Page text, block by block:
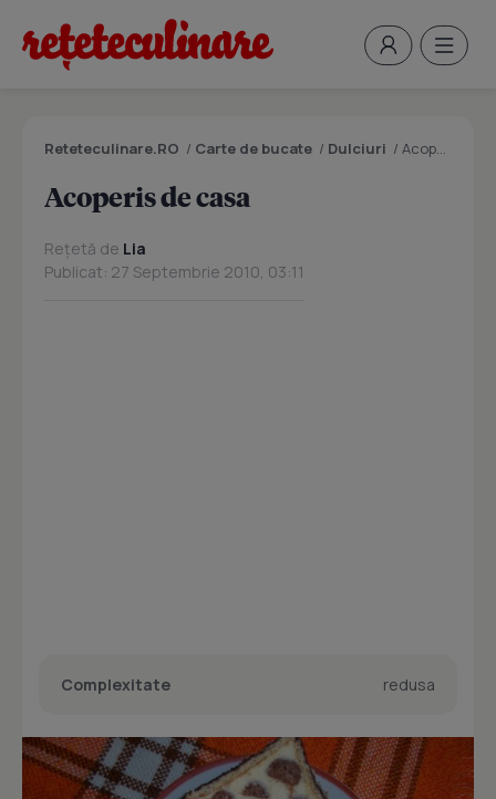
Reteteculinare.RO / Carte de bucate / Dulciuri / Acoperis de casa
Acoperis de casa
Rețetă de Lia
Publicat: 27 Septembrie 2010, 03:11
Complexitate redusa